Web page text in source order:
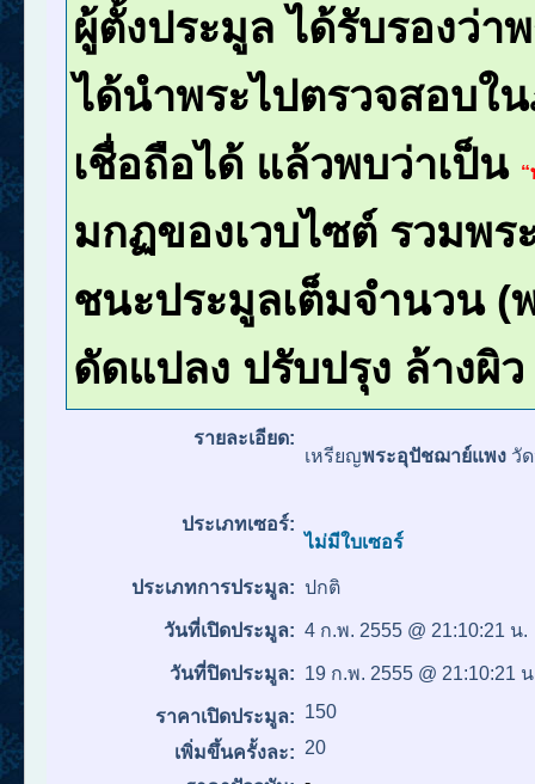
ผู้ตั้งประมูล ได้รับรองว่า
ได้นำพระไปตรวจสอบใ
เชื่อถือได้ แล้วพบว่าเป็น
มกฏของเวบไซต์ รวมพ
ชนะประมูลเต็มจำนวน (
ดัดแปลง ปรับปรุง ล้างผิ
รายละเอียด:
เหรียญพระอุปัชฌาย์แพง วั
ประเภทเซอร์:
ไม่มีใบเซอร์
ประเภทการประมูล: ปกติ
วันที่เปิดประมูล: 4 ก.พ. 2555 @ 21:10:21 น.
วันที่ปิดประมูล: 19 ก.พ. 2555 @ 21:10:21
ราคาเปิดประมูล: 150
เพิ่มขึ้นครั้งละ: 20